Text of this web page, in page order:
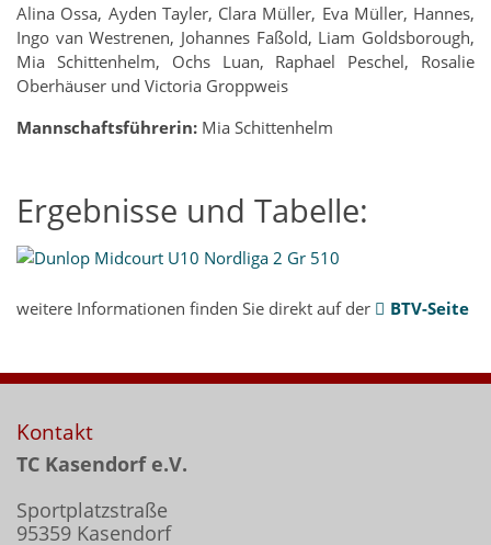
Alina Ossa, Ayden Tayler, Clara Müller, Eva Müller, Hannes,
Ingo van Westrenen, Johannes Faßold, Liam Goldsborough,
Mia Schittenhelm, Ochs Luan, Raphael Peschel, Rosalie
Oberhäuser und Victoria Groppweis
Mannschaftsführerin: Mia Schittenhelm
Ergebnisse und Tabelle:
weitere Informationen finden Sie direkt auf der BTV-Seite
Kontakt
TC Kasendorf e.V.
Sportplatzstraße
95359 Kasendorf